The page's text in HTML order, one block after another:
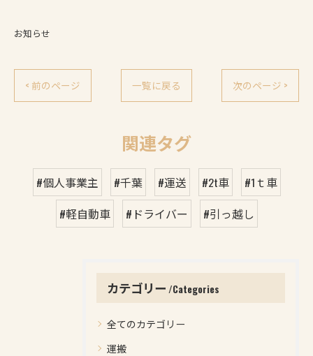
お知らせ
< 前のページ 一覧に戻る 次のページ >
関連タグ
#個人事業主 #千葉 #運送 #2t車
#1ｔ車
#軽自動車
#ドライバー #引っ越し
カテゴリー Categories
全てのカテゴリー
運搬